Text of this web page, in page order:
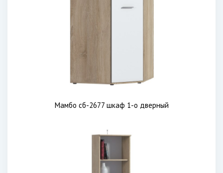
Мамбо сб-2677 шкаф 1-о дверный